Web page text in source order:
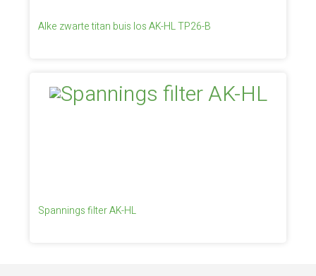
Alke zwarte titan buis los AK-HL TP26-B
Spannings filter AK-HL